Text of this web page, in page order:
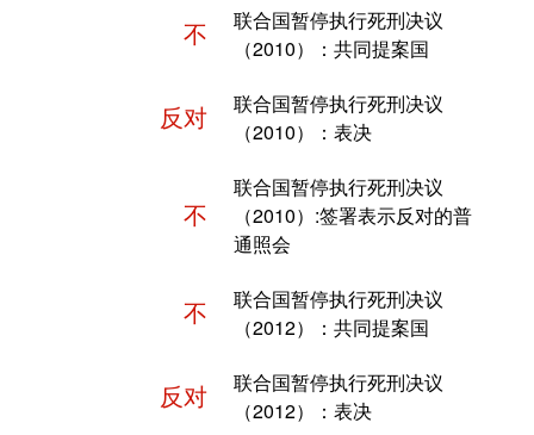
不
联合国暂停执行死刑决议
（2010）：共同提案国
反对
联合国暂停执行死刑决议
（2010）：表决
不
联合国暂停执行死刑决议
（2010）:签署表示反对的普
通照会
不
联合国暂停执行死刑决议
（2012）：共同提案国
反对
联合国暂停执行死刑决议
（2012）：表决